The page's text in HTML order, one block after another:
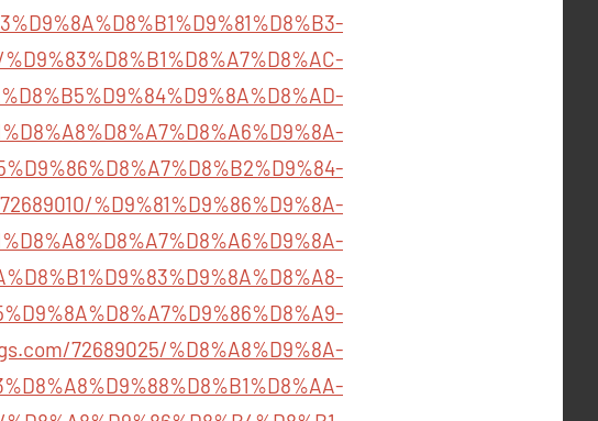
%D9%81%D9%86%D9%8A-
72689025/%D8%A8%D9%8A-